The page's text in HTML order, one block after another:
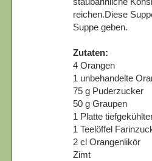
reichen.Diese
Suppe geben.
Zutaten:
4 Orangen
1 unbehandelte
75 g Puderzucker
50 g Graupen
1 Platte
1 Teelöffel
2 cl Orangenlikör
Zimt